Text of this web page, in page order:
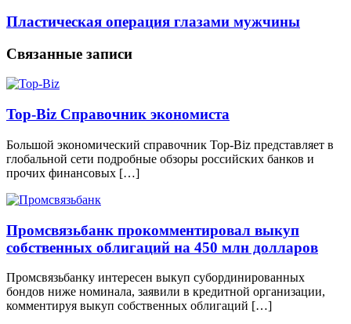
Пластическая операция глазами мужчины
Связанные записи
Top-Biz Справочник экономиста
Большой экономический справочник Top-Biz представляет в
глобальной сети подробные обзоры российских банков и
прочих финансовых […]
Промсвязьбанк прокомментировал выкуп
собственных облигаций на 450 млн долларов
Промсвязьбанку интересен выкуп субординированных
бондов ниже номинала, заявили в кредитной организации,
комментируя выкуп собственных облигаций […]